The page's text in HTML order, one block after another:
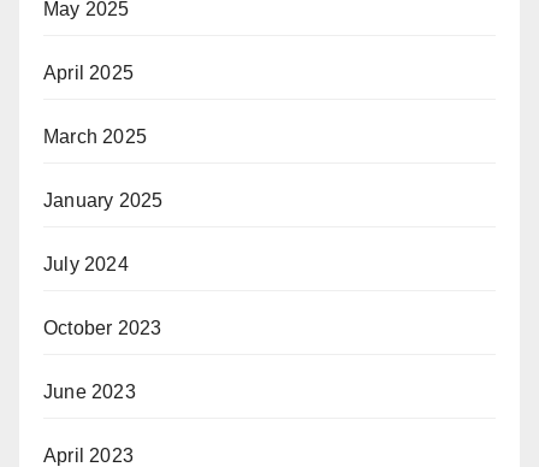
May 2025
April 2025
March 2025
January 2025
July 2024
October 2023
June 2023
April 2023